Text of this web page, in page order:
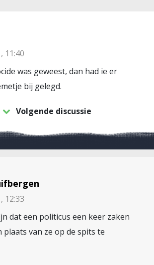
11:40
was geweest, dan had ie er
bij gelegd.
Volgende discussie
12:33
dat een politicus een keer zaken
van ze op de spits te